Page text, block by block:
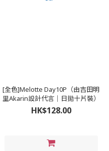
[全色]Melotte Day10P（由吉田明
里Akarin設計代言｜日拋十片裝）
HK$128.00